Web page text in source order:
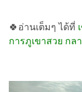
🍀อ่านเต็มๆ ได้ที่
การภูเขาสวย กล